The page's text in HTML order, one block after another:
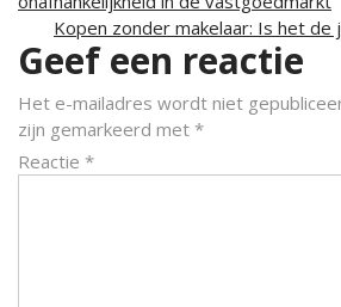
Kopen zonder makelaar: Is het de
Geef een reactie
Het e-mailadres wordt niet
zijn gemarkeerd met *
Reactie *